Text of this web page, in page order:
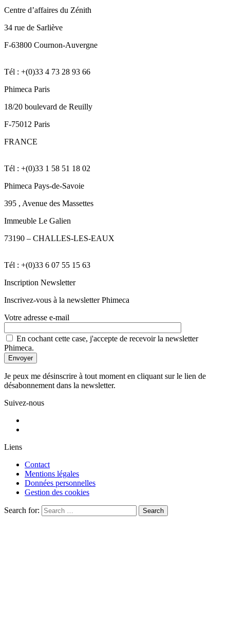
Centre d’affaires du Zénith
34 rue de Sarliève
F-63800 Cournon-Auvergne
Tél : +(0)33 4 73 28 93 66
Phimeca Paris
18/20 boulevard de Reuilly
F-75012 Paris
FRANCE
Tél : +(0)33 1 58 51 18 02
Phimeca Pays-de-Savoie
395 , Avenue des Massettes
Immeuble Le Galien
73190 – CHALLES-LES-EAUX
Tél : +(0)33 6 07 55 15 63
Inscription Newsletter
Inscrivez-vous à la newsletter Phimeca
Votre adresse e-mail
En cochant cette case, j'accepte de recevoir la newsletter
Phimeca.
Je peux me désinscrire à tout moment en cliquant sur le lien de
désabonnement dans la newsletter.
Suivez-nous
Liens
Contact
Mentions légales
Données personnelles
Gestion des cookies
Search for: Search